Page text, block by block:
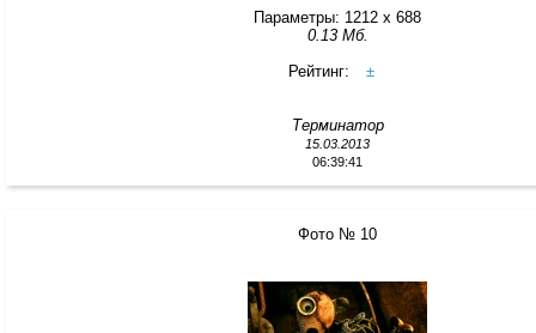
Параметры: 1212 x 688
0.13 Мб.
Рейтинг:
±
Терминатор
15.03.2013
06:39:41
Фото № 10